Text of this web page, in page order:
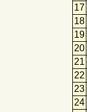
17
18
19
20
21
22
23
24